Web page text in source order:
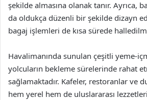
şekilde almasına olanak tanır. Ayrıca,
da oldukça düzenli bir şekilde dizayn
bagaj işlemleri de kısa sürede
Havalimanında sunulan çeşitli yeme-
yolcuların bekleme sürelerinde rahat
sağlamaktadır. Kafeler, restoranlar ve
hem yerel hem de uluslararası